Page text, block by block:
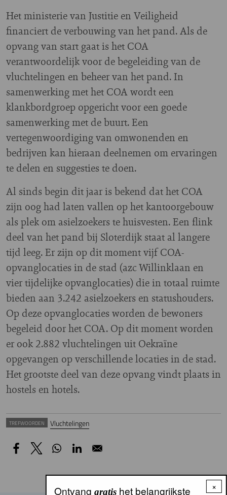
Het ministerie van Justitie en Veiligheid
financiert de verbouwing van het pand. Als de
opvang van start gaat is het COA
verantwoordelijk voor de begeleiding van de
vluchtelingen en beheer van het pand. In
samenwerking met het COA wordt een
klankbordgroep opgericht voor een goede
samenwerking met de buurt. Een
vertegenwoordiging van omwonenden en
bedrijven kan hieraan deelnemen om ervaringen
te delen en suggesties te doen.
Al sinds begin dit jaar is bekend dat het COA
zijn oog had laten vallen op het kantoorgebouw
als plek om asielzoekers te huisvesten. Een flink
deel van het pand bij Sloterdijk staat al langere
tijd leeg. Er zijn op dit moment vijf COA-
opvanglocaties in de stad (azc Willinklaan en
vier tijdelijke opvanglocaties) die in totaal ruimte
bieden aan 3.242 asielzoekers en statushouders.
Op deze opvanglocaties worden de bewoners
begeleid door het COA. Op dit moment worden
er ook 2.882 vluchtelingen uit Oekraïne
opgevangen op verschillende locaties in de stad.
Het grootste deel van deze opvang vindt plaats in
hostels en hotels.
TREFWOORDEN Vluchtelingen
×
Ontvang gratishet belangrijkste